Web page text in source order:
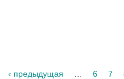
‹ предыдущая 6 7